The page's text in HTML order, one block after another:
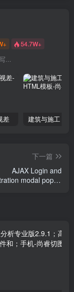
54.7W+
...
差
下一篇
AJAX Login and
modal popup